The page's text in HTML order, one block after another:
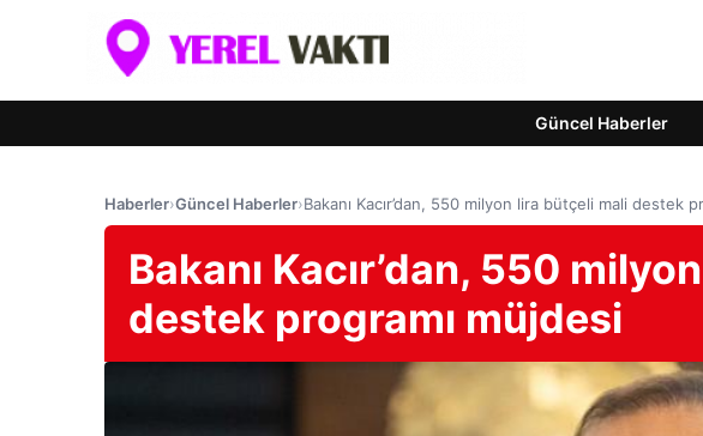
Güncel Haberler
Haberler›Güncel Haberler›Bakanı Kacır’dan, 550 milyon lira bütçeli mali destek
Bakanı Kacır’dan, 550
destek programı müjdesi